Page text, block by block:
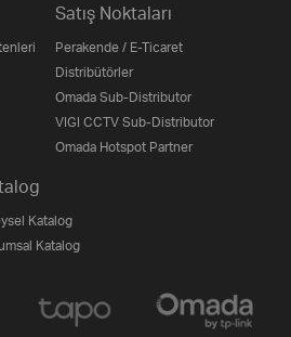
Satış Noktaları
Perakende / E-Ticaret
Distribütörler
Omada Sub-Distributor
VIGI CCTV Sub-Distributor
Omada Hotspot Partner
Katalog
Katalog